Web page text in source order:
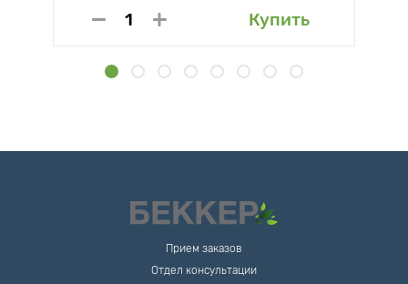
Купить
Прием заказов
Отдел консультации